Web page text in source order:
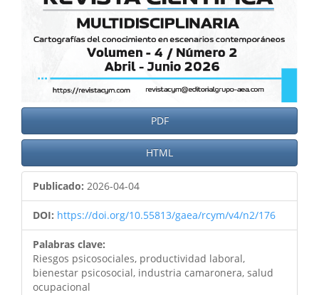
PDF
HTML
Publicado: 2026-04-04
DOI: https://doi.org/10.55813/gaea/rcym/v4/n2/176
Palabras clave:
Riesgos psicosociales, productividad laboral,
bienestar psicosocial, industria camaronera, salud
ocupacional